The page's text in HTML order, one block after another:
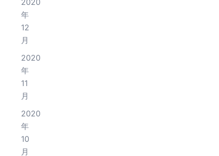
2020
年
12
月
2020
年
11
月
2020
年
10
月